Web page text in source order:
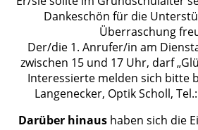
Dankeschön für die
Überraschung
Der/die 1. Anrufer/in am
zwischen 15 und 17 Uhr, darf
Interessierte melden sich bitte
Langenecker, Optik Scholl,
Darüber hinaushaben sich die